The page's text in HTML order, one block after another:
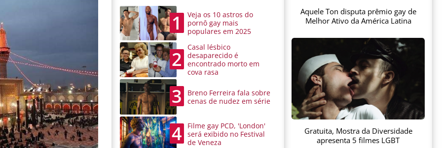
1
Veja os 10 astros do
pornô gay mais
populares em 2025
2
Casal lésbico
desaparecido é
encontrado morto em
cova rasa
3
Breno Ferreira fala sobre
cenas de nudez em série
4
Filme gay PCD, 'London'
será exibido no Festival
de Veneza
Aquele Ton disputa prêmio gay de
Melhor Ativo da América Latina
Gratuita, Mostra da Diversidade
apresenta 5 filmes LGBT